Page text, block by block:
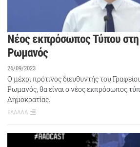
Nέος εκπρόσωπος Τύπου
Ρωμανός
26/09/2023
Ο μέχρι πρότινος διευθυντής του
Ρωμανός, θα είναι ο νέος εκπρόσωπος
Δημοκρατίας.
ΕΛΛΑΔΑ